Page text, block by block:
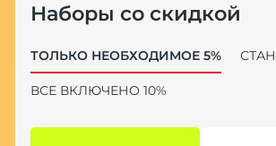
Наборы со скидкой
ТОЛЬКО НЕОБХОДИМОЕ 5%
ВСЕ ВКЛЮЧЕНО 10%